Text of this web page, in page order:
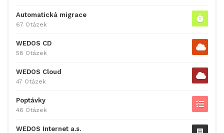
Automatická migrace
67 Otázek
WEDOS CD
58 Otázek
WEDOS Cloud
47 Otázek
Poptávky
46 Otázek
WEDOS Internet a.s.